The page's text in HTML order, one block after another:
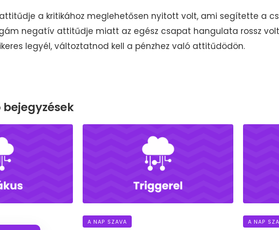
a kritikához meglehetősen nyitott volt, ami segítette a
negatív attitűdje miatt az egész csapat hangulata rossz
legyél, változtatnod kell a pénzhez való attitűdödön.
A NAP SZAVA A NAP